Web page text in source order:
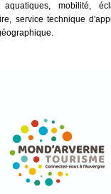
mobilité,
service technique